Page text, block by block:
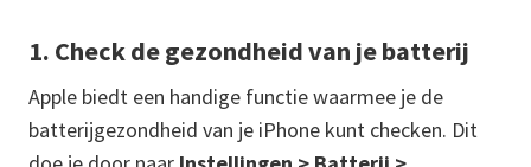
1. Check de gezondheid van je batterij
Apple biedt een handige functie waarmee je de
batterijgezondheid van je iPhone kunt checken. Dit